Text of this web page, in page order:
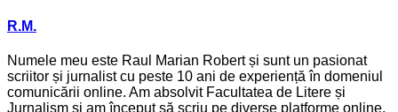
R.M.
Numele meu este Raul Marian Robert și sunt un pasionat
scriitor și jurnalist cu peste 10 ani de experiență în domeniul
comunicării online. Am absolvit Facultatea de Litere și
Jurnalism și am început să scriu pe diverse platforme online,